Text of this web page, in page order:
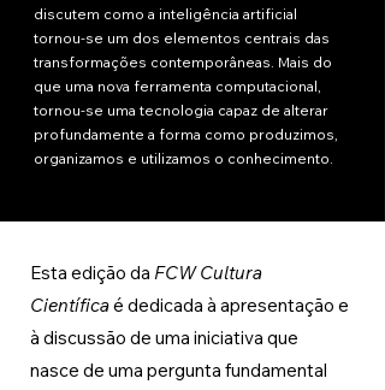
discutem como a inteligência artificial
tornou-se um dos elementos centrais das
transformações contemporâneas. Mais do
que uma nova ferramenta computacional,
tornou-se uma tecnologia capaz de alterar
profundamente a forma como produzimos,
organizamos e utilizamos o conhecimento.
Esta edição da FCW Cultura
Científica é dedicada à apresentação e
à discussão de uma iniciativa que
nasce de uma pergunta fundamental